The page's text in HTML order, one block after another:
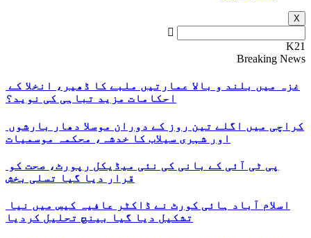
X
K21
Breaking News
غزہ میں بلند و بالا عمارتیں ملبے کا ڈھیر، انخلا کے
احکامات مزید تباہی کی نوید؟
کراچی میں اگلے تین روز کے دوران موسلا دھار بارشوں
اور شہری سیلاب کا خدشہ، محکمہ موسمیات
پی ٹی آئی کے بانی کی نئی میڈیکل رپورٹ، صحت کو
قرار دیا گیا تسلی بخش
اسلام آباد ہائی کورٹ نے ڈاکٹر عافیہ کیس میں نیا
تشکیل دیا گیا بینچ تحلیل کردیا